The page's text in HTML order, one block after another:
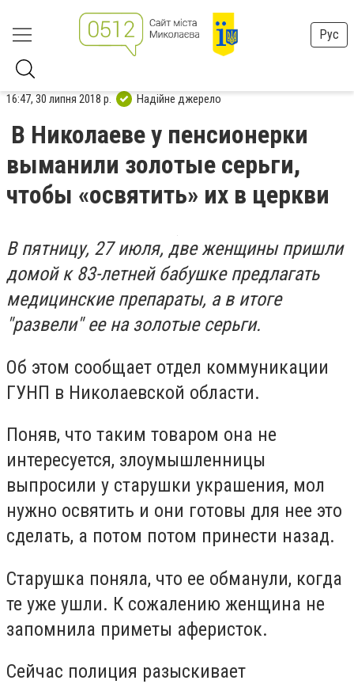
Рус
16:47, 30 липня 2018 р. Надійне джерело
В Николаеве у пенсионерки
выманили золотые серьги,
чтобы «освятить» их в церкви
В пятницу, 27 июля, две женщины пришли
домой к 83-летней бабушке предлагать
медицинские препараты, а в итоге
"развели" ее на золотые серьги.
Об этом сообщает отдел коммуникации
ГУНП в Николаевской области.
Поняв, что таким товаром она не
интересуется, злоумышленницы
выпросили у старушки украшения, мол
нужно освятить и они готовы для нее это
сделать, а потом потом принести назад.
Старушка поняла, что ее обманули, когда
те уже ушли. К сожалению женщина не
запомнила приметы аферисток.
Сейчас полиция разыскивает